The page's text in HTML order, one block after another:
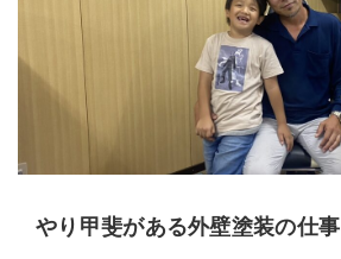
やり甲斐がある外壁塗装の仕事